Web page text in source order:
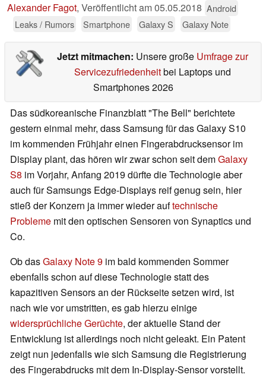
Alexander Fagot, Veröffentlicht am05.05.2018 Android
Leaks / Rumors
Smartphone Galaxy S Galaxy Note
Jetzt mitmachen: Unsere große Umfrage zur
Servicezufriedenheitbei Laptops und
Smartphones 2026
Das südkoreanische Finanzblatt "The Bell" berichtete
gestern einmal mehr, dass Samsung für das Galaxy S10
im kommenden Frühjahr einen Fingerabdrucksensor im
Display plant, das hören wir zwar schon seit demGalaxy
S8 im Vorjahr, Anfang 2019 dürfte die Technologie aber
auch für Samsungs Edge-Displays reif genug sein, hier
stieß der Konzern ja immer wieder auftechnische
Probleme mit den optischen Sensoren von Synaptics und
Co.
Ob dasGalaxy Note 9 im bald kommenden Sommer
ebenfalls schon auf diese Technologie statt des
kapazitiven Sensors an der Rückseite setzen wird, ist
nach wie vor umstritten, es gab hierzu einige
widersprüchliche Gerüchte, der aktuelle Stand der
Entwicklung ist allerdings noch nicht geleakt. Ein Patent
zeigt nun jedenfalls wie sich Samsung die Registrierung
des Fingerabdrucks mit dem In-Display-Sensor vorstellt.